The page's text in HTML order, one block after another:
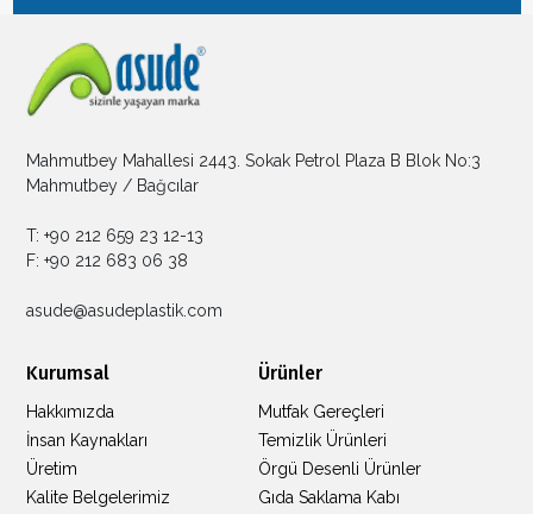
Mahmutbey Mahallesi 2443. Sokak Petrol Plaza B Blok No:3
Mahmutbey / Bağcılar
T: +90 212 659 23 12-13
F: +90 212 683 06 38
asude@asudeplastik.com
Kurumsal
Hakkımızda
İnsan Kaynakları
Üretim
Kalite Belgelerimiz
Ürünler
Mutfak Gereçleri
Temizlik Ürünleri
Örgü Desenli Ürünler
Gıda Saklama Kabı